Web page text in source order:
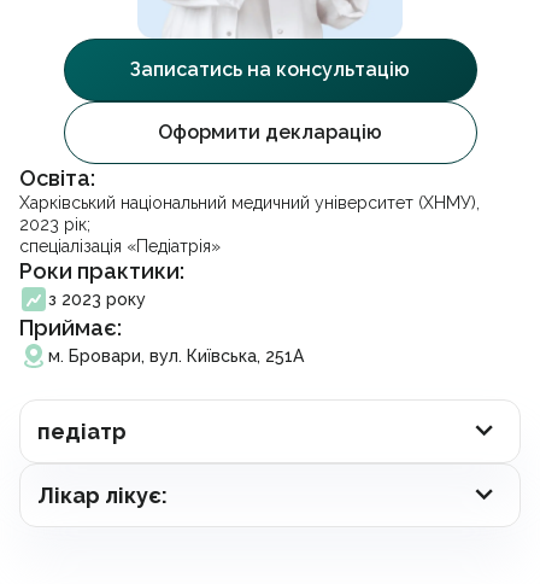
УЗД черевної порожнини
Стоматологія
Психотерапія
Урологія
Проктологія
Ендокринологія
Отоларингологія
Дерматовенерологія
Кардіологія
Неврологія
Ортопедія і травматологія
Гастроентерологія
Масаж та реабілітація
Вакцинація
Видача довідок
Аналізи
Акційні пропозиції
Партнерство
Франшиза
Вакансії
Instagram
Франшиза
Підписати декларацію
Освіта:
Харківський національний медичний університет (ХНМУ),
2023 рік;
спеціалізація «Педіатрія»
Роки практики:
з 2023 року
Приймає:
м. Бровари, вул. Київська, 251А
Записатись на консультацію
Оформити декларацію
педіатр
Лікар лікує: